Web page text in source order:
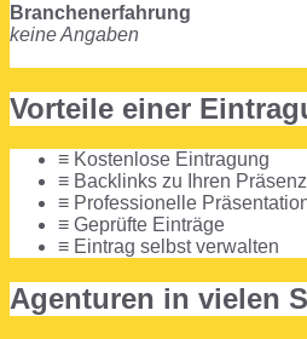
Branchenerfahrung
keine Angaben
Vorteile einer
≡ Kostenlose Eintragung
≡ Backlinks zu Ihren
≡ Professionelle
≡ Geprüfte Einträge
≡ Eintrag selbst verwalten
Agenturen in vielen